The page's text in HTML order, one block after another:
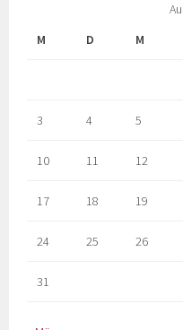
M
D M
3 4 5
10 11 12
17 18 19
24 25 26
31